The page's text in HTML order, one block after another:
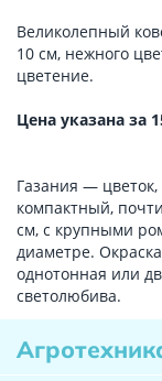
Великолепный
10 см, нежного
цветение.
Цена указана за
Газания —
компактный,
см, с крупными
диаметре.
однотонная или
светолюбива.